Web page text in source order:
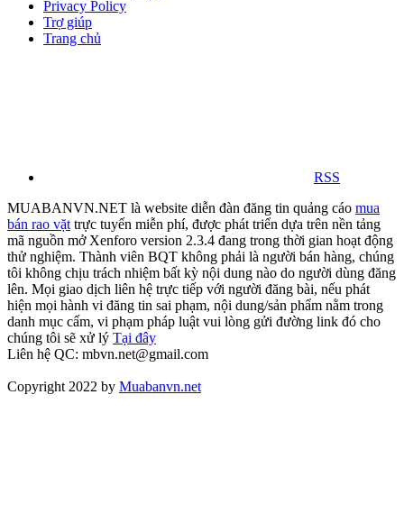
Privacy Policy
Trợ giúp
Trang chủ
RSS
MUABANVN.NET là website diễn đàn đăng tin quảng cáo mua
bán rao vặt trực tuyến miễn phí, được phát triển dựa trên nền tảng
mã nguồn mở Xenforo version 2.3.4 đang trong thời gian hoạt động
thử nghiệm. Thành viên BQT không phải là người bán hàng, chúng
tôi không chịu trách nhiệm bất kỳ nội dung nào do người dùng đăng
lên. Mọi giao dịch liên hệ trực tiếp với người đăng bài, nếu phát
hiện mọi hành vi đăng tin sai phạm, nội dung/sản phẩm nằm trong
danh mục cấm, vi phạm pháp luật vui lòng gửi đường link đó cho
chúng tôi sẽ xử lý Tại đây
Liên hệ QC: mbvn.net@gmail.com
Copyright 2022 by Muabanvn.net